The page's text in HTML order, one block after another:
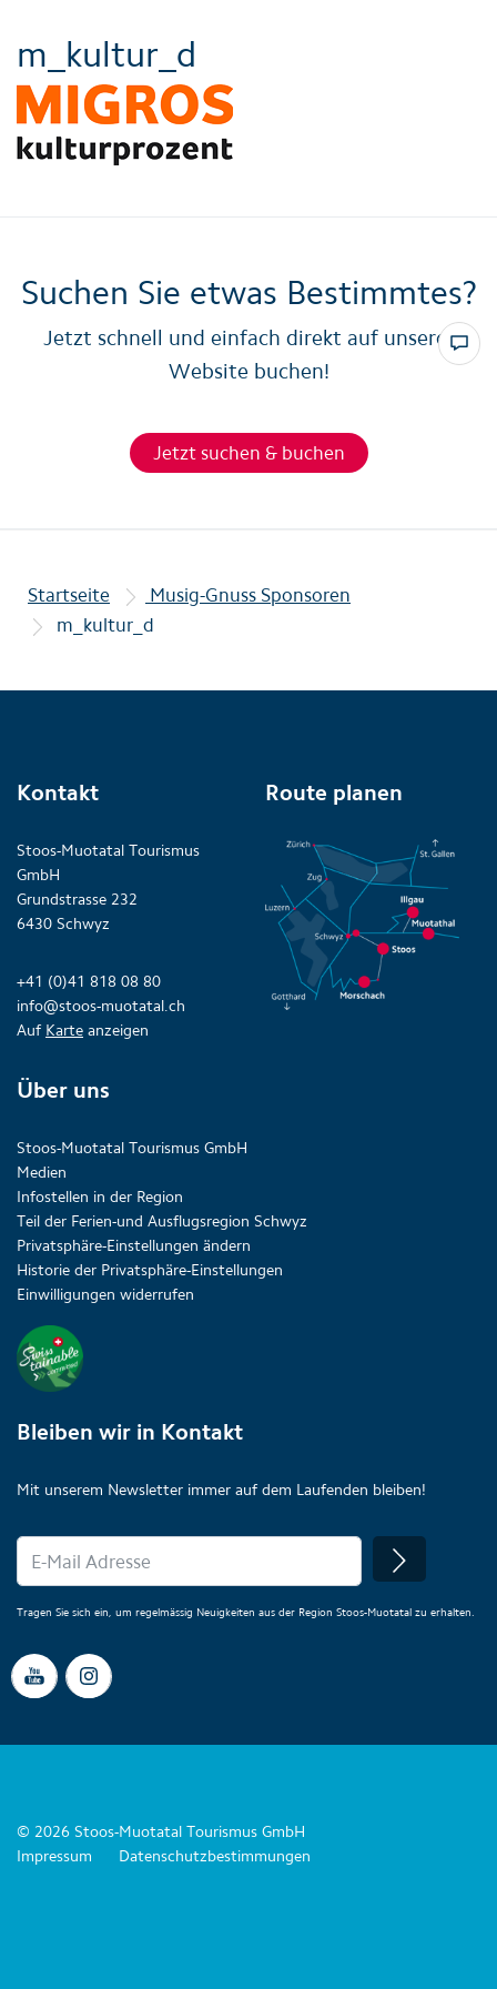
m_kultur_d
Suchen Sie etwas Bestimmtes?
Jetzt schnell und einfach direkt auf unserer
Website buchen!
Jetzt suchen & buchen
Startseite
Musig-Gnuss Sponsoren
m_kultur_d
Kontakt
Stoos-Muotatal Tourismus
GmbH
Grundstrasse 232
6430 Schwyz
+41 (0)41 818 08 80
info@stoos-muotatal.ch
Auf Karte anzeigen
Route planen
Über uns
Stoos-Muotatal Tourismus GmbH
Medien
Infostellen in der Region
Teil der Ferien-und Ausflugsregion Schwyz
Privatsphäre-Einstellungen ändern
Historie der Privatsphäre-Einstellungen
Einwilligungen widerrufen
Bleiben wir in Kontakt
Mit unserem Newsletter immer auf dem Laufenden bleiben!
Tragen Sie sich ein, um regelmässig Neuigkeiten aus der Region Stoos-Muotatal zu erhalten.
© 2026 Stoos-Muotatal Tourismus GmbH
Impressum
Datenschutzbestimmungen